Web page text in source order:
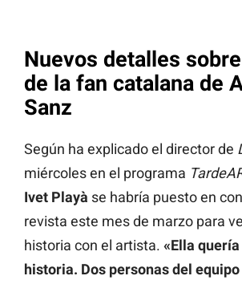
Nuevos detalles
de la fan catalana de
Sanz
Según ha explicado el director de
miércoles en el programa
Ivet Playà se habría puesto en
revista este mes de marzo para
historia con el artista. «Ella
historia. Dos personas del equipo